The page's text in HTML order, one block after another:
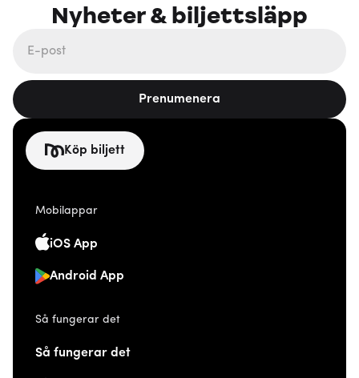
Nyheter & biljettsläpp
Prenumenera
Köp biljett
Mobilappar
iOS App
Android App
Så fungerar det
Så fungerar det